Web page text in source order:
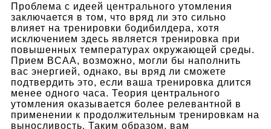
Проблема с идеей центрального утомления
заключается в том, что вряд ли это сильно
влияет на тренировки бодибилдера, хотя
исключением здесь является тренировка при
повышенных температурах окружающей среды.
Прием BCAA, возможно, могли бы наполнить
вас энергией, однако, вы вряд ли сможете
подтвердить это, если ваша тренировка длится
менее одного часа. Теория центрального
утомления оказывается более релевантной в
применении к продолжительным тренировкам на
выносливость. Таким образом, вам